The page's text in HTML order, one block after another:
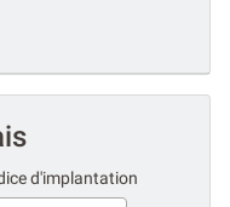
d'implantation